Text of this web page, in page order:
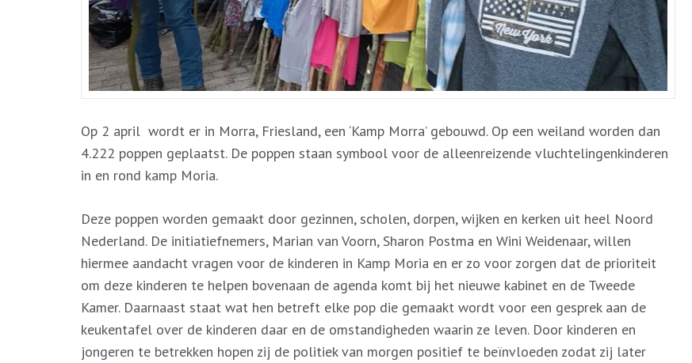
Op 2 april wordt er in Morra, Friesland, een ‘Kamp Morra’ gebouwd. Op een weiland worden dan
4.222 poppen geplaatst. De poppen staan symbool voor de alleenreizende vluchtelingenkinderen
in en rond kamp Moria.
Deze poppen worden gemaakt door gezinnen, scholen, dorpen, wijken en kerken uit heel Noord
Nederland. De initiatiefnemers, Marian van Voorn, Sharon Postma en Wini Weidenaar, willen
hiermee aandacht vragen voor de kinderen in Kamp Moria en er zo voor zorgen dat de prioriteit
om deze kinderen te helpen bovenaan de agenda komt bij het nieuwe kabinet en de Tweede
Kamer. Daarnaast staat wat hen betreft elke pop die gemaakt wordt voor een gesprek aan de
keukentafel over de kinderen daar en de omstandigheden waarin ze leven. Door kinderen en
jongeren te betrekken hopen zij de politiek van morgen positief te beïnvloeden zodat zij later